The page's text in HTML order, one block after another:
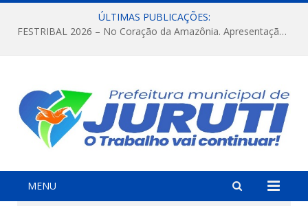
ÚLTIMAS PUBLICAÇÕES:
FESTRIBAL 2026 – No Coração da Amazônia. Apresentação da Munduruku.
MENU